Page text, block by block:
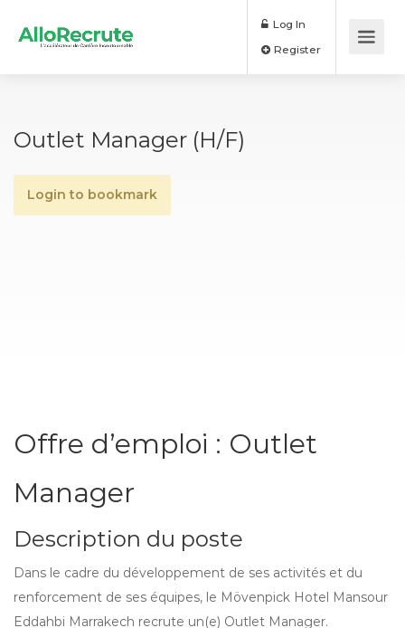
Log In
Outlet Manager (H/F)
Login to bookmark
Offre d’emploi : Outlet
Manager
Description du poste
Dans le cadre du développement de ses activités et du
renforcement de ses équipes, le Mövenpick Hotel Mansour
Eddahbi Marrakech recrute un(e) Outlet Manager.